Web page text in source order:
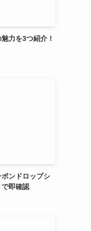
力を3つ紹介！
ンドロップシ
即確認